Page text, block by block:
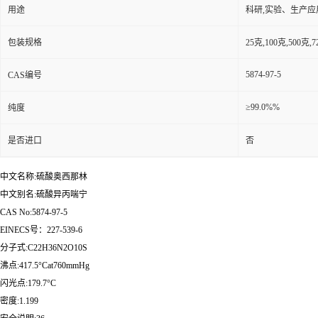
用途 科研,实验、生产应
包装规格 25克,100克,500克
CAS编号 5874-97-5
纯度 ≥99.0%%
是否进口 否
中文名称:硫酸奥西那林
中文别名:硫酸异丙喘宁
CAS No:5874-97-5
EINECS号：227-539-6
分子式:C22H36N2O10S
沸点:417.5°Cat760mmHg
闪光点:179.7°C
密度:1.199